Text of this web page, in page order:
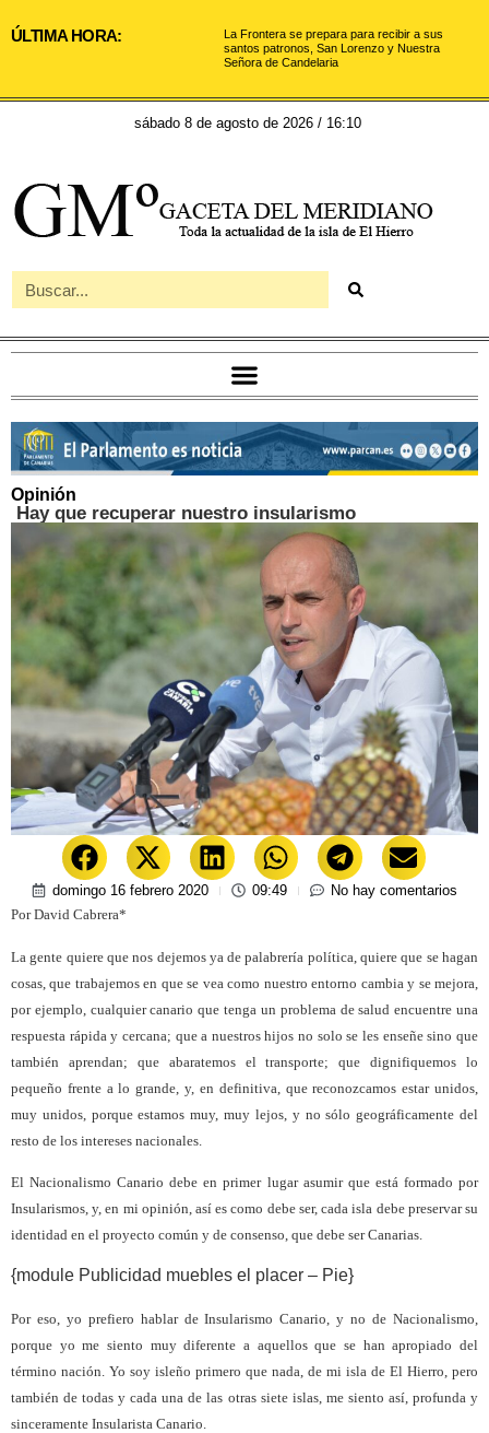
ÚLTIMA HORA:
La Frontera se prepara para recibir a sus
santos patronos, San Lorenzo y Nuestra
Señora de Candelaria
sábado 8 de agosto de 2026 / 16:10
Opinión
Hay que recuperar nuestro insularismo
domingo 16 febrero 2020 09:49
No hay comentarios
Por David Cabrera*
La gente quiere que nos dejemos ya de palabrería política, quiere que se hagan
cosas, que trabajemos en que se vea como nuestro entorno cambia y se mejora,
por ejemplo, cualquier canario que tenga un problema de salud encuentre una
respuesta rápida y cercana; que a nuestros hijos no solo se les enseñe sino que
también aprendan; que abaratemos el transporte; que dignifiquemos lo
pequeño frente a lo grande, y, en definitiva, que reconozcamos estar unidos,
muy unidos, porque estamos muy, muy lejos, y no sólo geográficamente del
resto de los intereses nacionales.
El Nacionalismo Canario debe en primer lugar asumir que está formado por
Insularismos, y, en mi opinión, así es como debe ser, cada isla debe preservar su
identidad en el proyecto común y de consenso, que debe ser Canarias.
{module Publicidad muebles el placer – Pie}
Por eso, yo prefiero hablar de Insularismo Canario, y no de Nacionalismo,
porque yo me siento muy diferente a aquellos que se han apropiado del
término nación. Yo soy isleño primero que nada, de mi isla de El Hierro, pero
también de todas y cada una de las otras siete islas, me siento así, profunda y
sinceramente Insularista Canario.